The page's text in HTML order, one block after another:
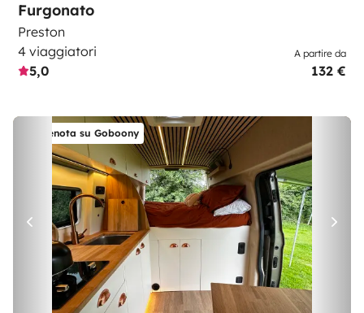
Furgonato
Preston
4 viaggiatori
5,0
A partire da
132 €
Prenota su Goboony